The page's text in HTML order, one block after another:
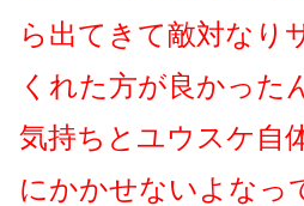
ら出てきて敵対なり
くれた方が良かった
気持ちとユウスケ自
にかかせないよなっ